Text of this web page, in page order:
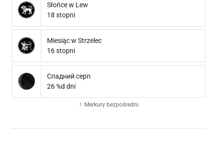
Słońce w Lew
18 stopni
Miesiąc w Strzelec
16 stopni
Спадний серп
26 %d dni
☿ Merkury bezpośredni